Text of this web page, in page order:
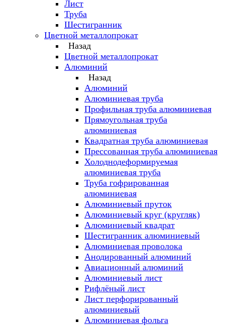
Лист
Труба
Шестигранник
Цветной металлопрокат
Назад
Цветной металлопрокат
Алюминий
Назад
Алюминий
Алюминиевая труба
Профильная труба алюминиевая
Прямоугольная труба
алюминиевая
Квадратная труба алюминиевая
Прессованная труба алюминиевая
Холоднодеформируемая
алюминиевая труба
Труба гофрированная
алюминиевая
Алюминиевый пруток
Алюминиевый круг (кругляк)
Алюминиевый квадрат
Шестигранник алюминиевый
Алюминиевая проволока
Анодированный алюминий
Авиационный алюминий
Алюминиевый лист
Рифлёный лист
Лист перфорированный
алюминиевый
Алюминиевая фольга